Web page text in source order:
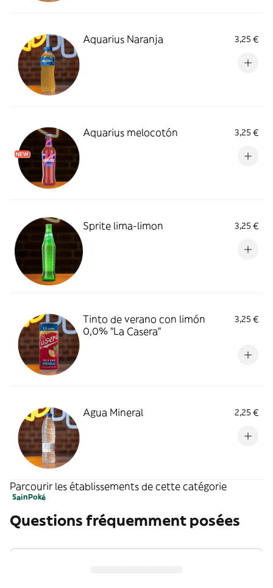
Aquarius Naranja 3,25 €
Aquarius melocotón 3,25 €
Sprite lima-limon 3,25 €
Tinto de verano con limón
0,0% "La Casera"
3,25 €
Agua Mineral 2,25 €
Parcourir les établissements de cette catégorie
SainPoké
Questions fréquemment posées